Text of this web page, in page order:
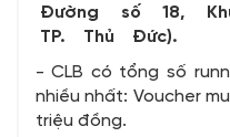
Đường số 18,
TP. Thủ Đức).
- CLB có tổng số
nhiều nhất: Voucher
triệu đồng.